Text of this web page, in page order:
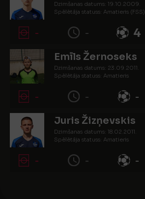
Dzimšanas datums: 19.10.2009.
Spēlētāja statuss: Amatieris (FSS)
- - 4
Emīls Žernoseks
Dzimšanas datums: 23.09.2011.
Spēlētāja statuss: Amatieris
- - -
Juris Žizņevskis
Dzimšanas datums: 18.02.2011.
Spēlētāja statuss: Amatieris
- - -